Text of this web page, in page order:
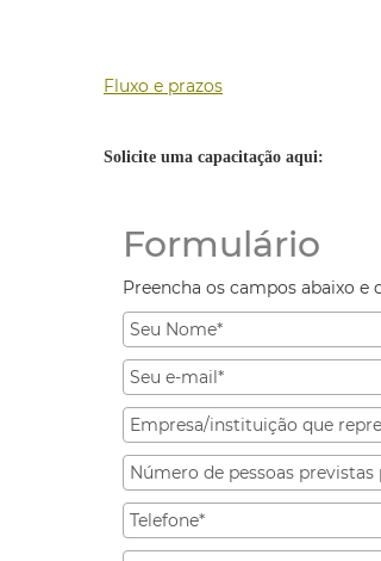
Fluxo e prazos
Solicite uma capacitação aqui:
Formulário
Preencha os campos abaixo e